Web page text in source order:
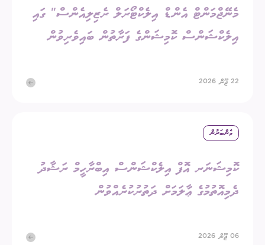
މެނޭޖްމަންޓް އެންޑް އިލެކްޓޯރަލް ރެޒިލިއެންސް" ގައި
އިލެކްޝަންސް ކޮމިޝަންގެ ފަރާތުން ބައިވެރިވުން
22 ޖޫން 2026
މެންބަރުން
ކޮމިޝަނަރ އޮފް އިލެކްޝަންސް އިބްރާހީމް ރަޝާދު
ދެމިއޮތުމުގެ ޢާލަމަށް ދަތުރުކުރެއްވުން
06 ޖޫން 2026